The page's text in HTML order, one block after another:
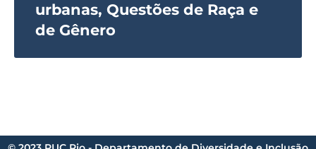
urbanas, Questões de Raça e
de Gênero